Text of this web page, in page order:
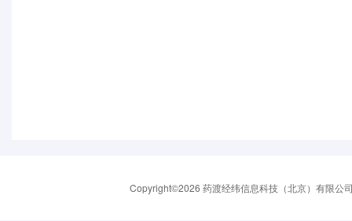
Copyright©2026 药渡经纬信息科技（北京）有限公